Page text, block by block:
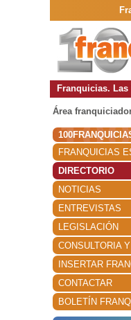
Franquicias.
Área
FRANQUICIAS
DIRECTORIO
NOTICIAS
ENTREVISTAS
LEGISLACIÓN
CONSULTORIA
INSERTAR
CONTACTAR
BOLETÍN